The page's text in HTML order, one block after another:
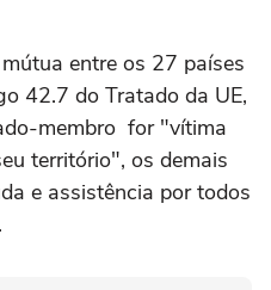
entre os 27 países
42.7 do Tratado da UE,
membro for "vítima
território", os demais
e assistência por todos